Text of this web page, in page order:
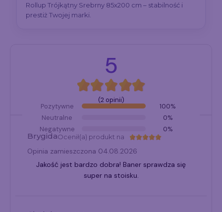
Rollup Trójkątny Srebrny 85x200 cm – stabilność i
prestiż Twojej marki.
5
(2 opinii)
Pozytywne
100%
Neutralne
0%
Negatywne
0%
BrygidaOcenił(a) produkt na
Opinia zamieszczona 04.08.2026
Jakość jest bardzo dobra! Baner sprawdza się
super na stoisku.